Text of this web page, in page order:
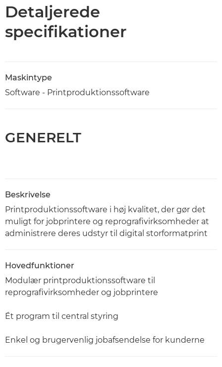
Detaljerede
specifikationer
Maskintype
Software - Printproduktionssoftware
GENERELT
Beskrivelse
Printproduktionssoftware i høj kvalitet, der gør det
muligt for jobprintere og reprografivirksomheder at
administrere deres udstyr til digital storformatprint
Hovedfunktioner
Modulær printproduktionssoftware til
reprografivirksomheder og jobprintere
Ét program til central styring
Enkel og brugervenlig jobafsendelse for kunderne